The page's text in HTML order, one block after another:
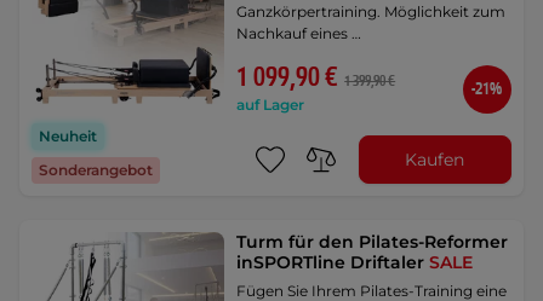
Neuheit
Sonderangebot
Ganzkörpertraining. Möglichkeit zum
Nachkauf eines …
1 099,90 € 1 399,90 €
auf Lager
-21%
Kaufen
Turm für den Pilates-Reformer
inSPORTline DriftalerSALE
Fügen Sie Ihrem Pilates-Training eine